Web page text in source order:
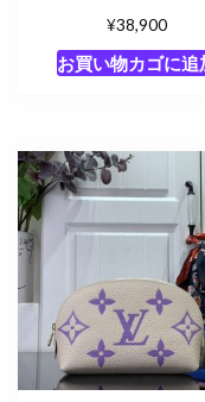
¥38,900
お買い物カゴに追